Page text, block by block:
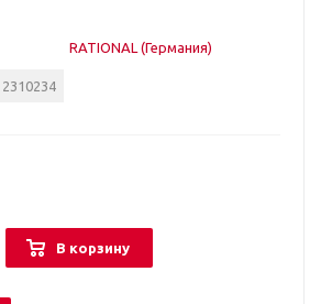
RATIONAL (Германия)
2310234
В корзину